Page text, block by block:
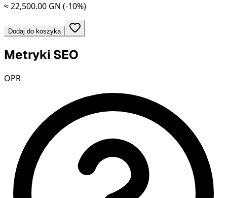
≈ 22,500.00 GN (-10%)
Dodaj do koszyka
Metryki SEO
OPR